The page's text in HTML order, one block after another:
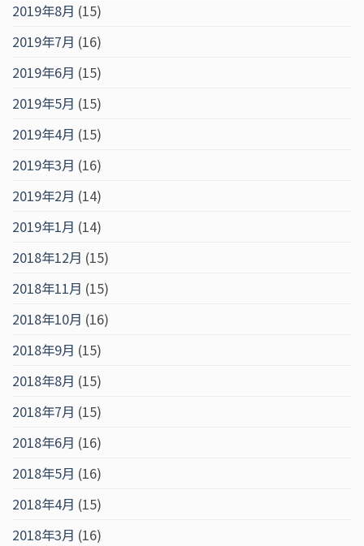
2019年8月 (15)
2019年7月 (16)
2019年6月 (15)
2019年5月 (15)
2019年4月 (15)
2019年3月 (16)
2019年2月 (14)
2019年1月 (14)
2018年12月 (15)
2018年11月 (15)
2018年10月 (16)
2018年9月 (15)
2018年8月 (15)
2018年7月 (15)
2018年6月 (16)
2018年5月 (16)
2018年4月 (15)
2018年3月 (16)